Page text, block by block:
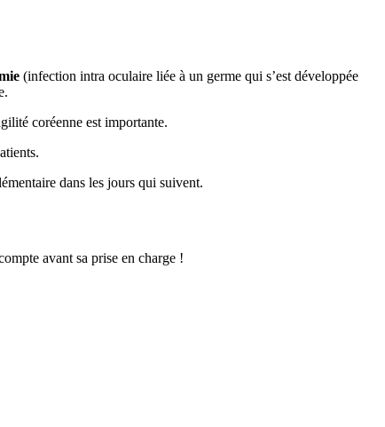
(infection intra oculaire liée à un germe qui s’est développée
coréenne est importante.
dans les jours qui suivent.
avant sa prise en charge !